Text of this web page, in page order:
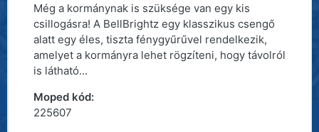
Még a kormánynak is szüksége van egy kis
csillogásra! A BellBrightz egy klasszikus csengő
alatt egy éles, tiszta fénygyűrűvel rendelkezik,
amelyet a kormányra lehet rögzíteni, hogy távolról
is látható...
Moped kód:
225607